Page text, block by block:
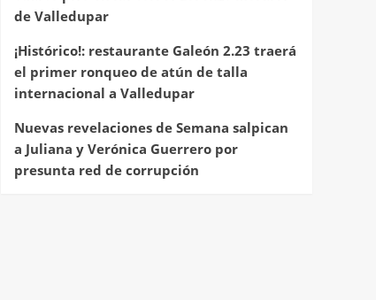
de Valledupar
¡Histórico!: restaurante Galeón 2.23 traerá
el primer ronqueo de atún de talla
internacional a Valledupar
Nuevas revelaciones de Semana salpican
a Juliana y Verónica Guerrero por
presunta red de corrupción